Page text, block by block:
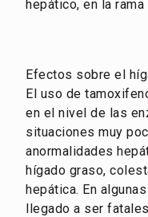
hepático, en la
Efectos sobre el
El uso de
en el nivel de las
situaciones muy
anormalidades
hígado graso,
hepática. En
llegado a ser